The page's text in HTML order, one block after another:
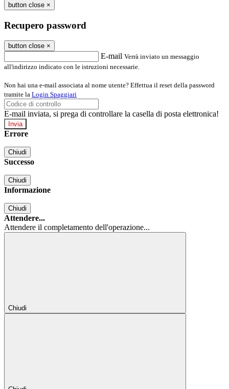
button close ×
Recupero password
button close ×
E-mail Verrà inviato un messaggio
all'indirizzo indicato con le istruzioni necessarie.
Non hai una e-mail associata al nome utente? Effettua il reset della password
tramite la Login Spaggiari
E-mail inviata, si prega di controllare la casella di posta elettronica!
Errore
Chiudi
Successo
Chiudi
Informazione
Chiudi
Attendere...
Attendere il completamento dell'operazione...
Chiudi